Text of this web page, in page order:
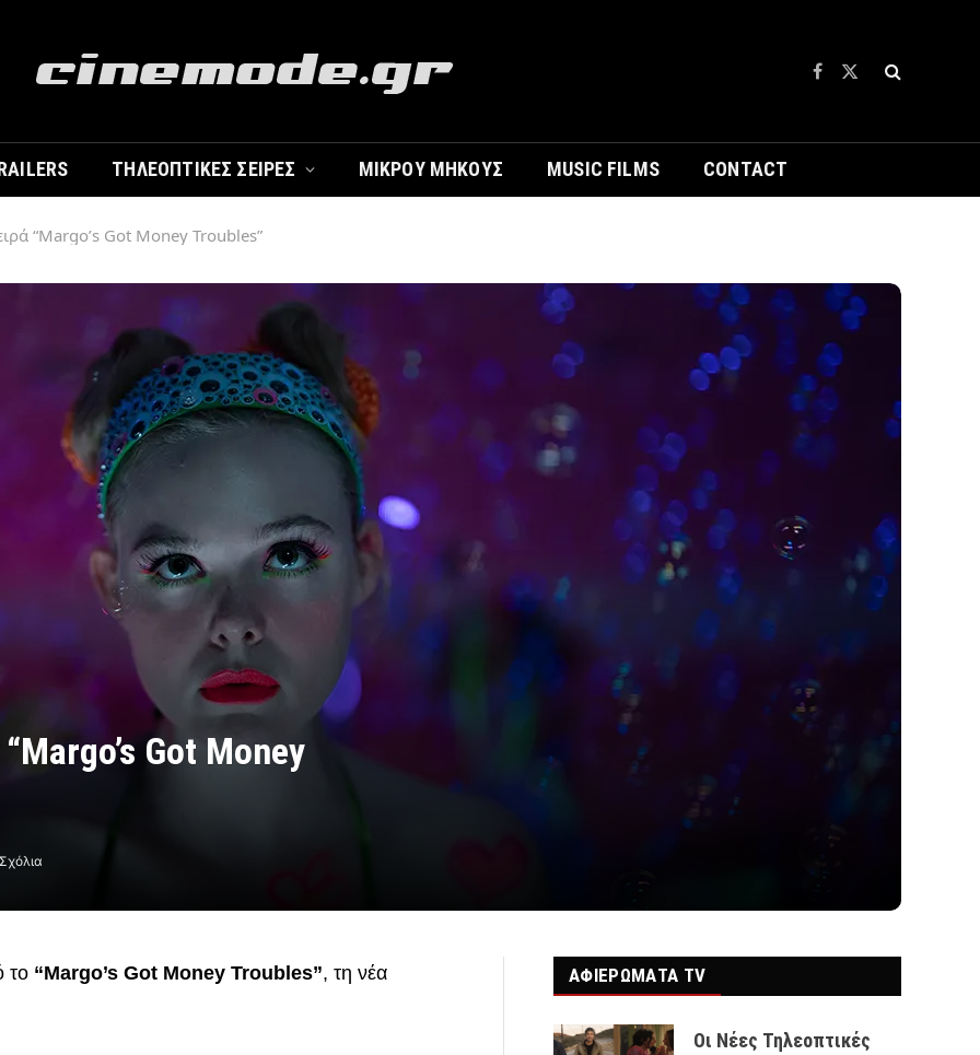
Facebook
X
ΤΗΛΕΟΠΤΙΚΈΣ ΣΕΙΡΈΣ ΜΙΚΡΟΎ ΜΉΚΟΥΣ MUSIC FILMS CONTACT
“Margo’s Got Money Troubles”
Got Money
το “Margo’s Got Money Troubles”, τη νέα
ΑΦΙΕΡΩΜΑΤΑ TV
Οι Νέες Τηλεοπτικές